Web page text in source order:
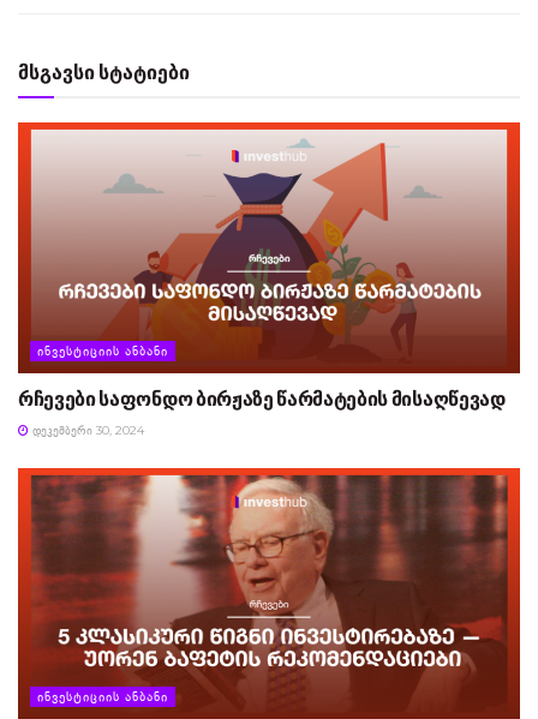
მსგავსი სტატიები
ᲘᲜᲕᲔᲡᲢᲘᲪᲘᲘᲡ ᲐᲜᲑᲐᲜᲘ
რჩევები საფონდო ბირჟაზე წარმატების მისაღწევად
ᲓᲔᲙᲔᲛᲑᲔᲠᲘ 30, 2024
ᲘᲜᲕᲔᲡᲢᲘᲪᲘᲘᲡ ᲐᲜᲑᲐᲜᲘ